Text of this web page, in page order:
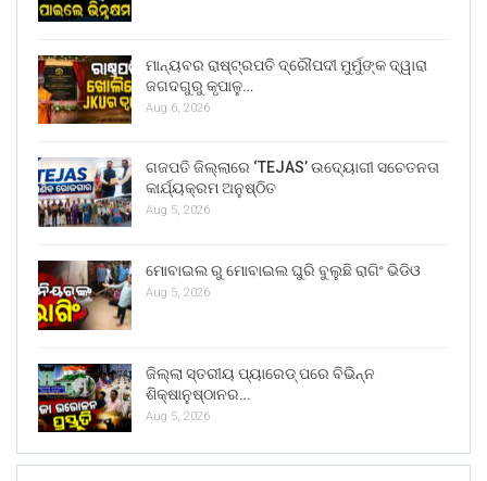
ମାନ୍ୟବର ରାଷ୍ଟ୍ରପତି ଦ୍ରୌପଦୀ ମୁର୍ମୁଙ୍କ ଦ୍ୱାରା
ଜଗଦଗୁରୁ କୃପାଳୁ…
Aug 6, 2026
ଗଜପତି ଜିଲ୍ଲାରେ ‘TEJAS’ ଉଦ୍ୟୋଗୀ ସଚେତନତା
କାର୍ଯ୍ୟକ୍ରମ ଅନୁଷ୍ଠିତ
Aug 5, 2026
ମୋବାଇଲ ରୁ ମୋବାଇଲ ଘୁରି ବୁଲୁଛି ରାଗିଂ ଭିଡିଓ
Aug 5, 2026
ଜିଲ୍ଲା ସ୍ତରୀୟ ପ୍ୟାରେଡ୍ ପରେ ବିଭିନ୍ନ
ଶିକ୍ଷାନୁଷ୍ଠାନର…
Aug 5, 2026